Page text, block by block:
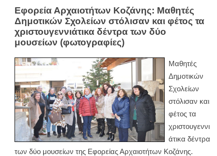
Εφορεία Αρχαιοτήτων Κοζάνης: Μαθητές
Δημοτικών Σχολείων στόλισαν και φέτος τα
χριστουγεννιάτικα δέντρα των δύο
μουσείων (φωτογραφίες)
Μαθητές
Δημοτικών
Σχολείων
στόλισαν και
φέτος τα
χριστουγεννι
άτικα δέντρα
των δύο μουσείων της Εφορείας Αρχαιοτήτων Κοζάνης.